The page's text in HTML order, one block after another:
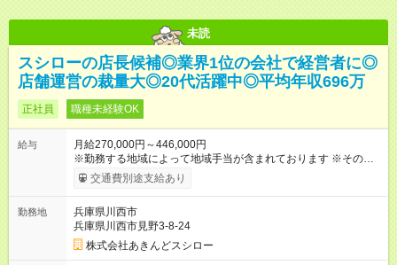
未読
スシローの店長候補◎業界1位の会社で経営者に◎
店舗運営の裁量大◎20代活躍中◎平均年収696万
正社員 職種未経験OK
給与
月給270,000円～446,000円
※勤務する地域によって地域手当が含まれております ※その他ブ
ロック外勤務手当を支給。1分単位での残業代（100％支給）や
年3回の賞与、諸手当も別途支給します。 ＜月給例＞ 【例1】転
合：月給28万円＋残業代・諸手当 ※地域手当2万円が含まれま
す。 【例2】転居可能の「ブロック限定勤務制度」の場合 ブロ
ック外東京23区内勤務の場合：月給29万5000円＋残業代・諸手
当 ※地域手当2万円やブロック外勤務手当1万5000円が含まれま
交通費別途支給あり
勤務地
兵庫県川西市
兵庫県川西市見野3-8-24
株式会社あきんどスシロー